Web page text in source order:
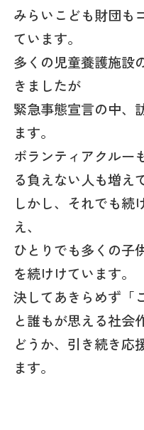
みらいこども財団も
ています。
多くの児童養護施設
きましたが
緊急事態宣言の中、
ます。
ボランティアクルー
る負えない人も増え
しかし、それでも続
え、
ひとりでも多くの子
を続けけています。
決してあきらめず「
と誰もが思える社会
どうか、引き続き応
ます。